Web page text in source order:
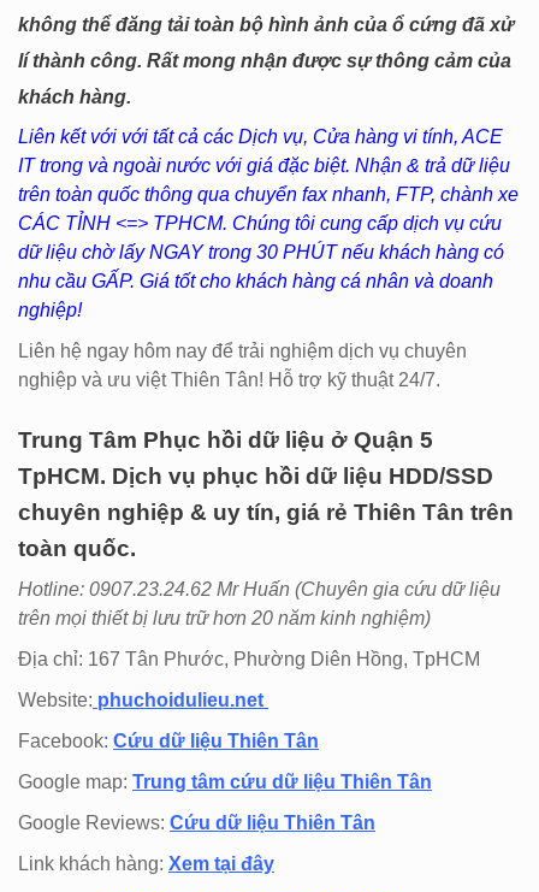
không thể đăng tải toàn bộ hình ảnh của ổ cứng đã xử
lí thành công. Rất mong nhận được sự thông cảm của
khách hàng.
Liên kết với với tất cả các Dịch vụ, Cửa hàng vi tính, ACE
IT trong và ngoài nước với giá đặc biệt. Nhận & trả dữ liệu
trên toàn quốc thông qua chuyển fax nhanh, FTP, chành xe
CÁC TỈNH <=> TPHCM. Chúng tôi cung cấp dịch vụ cứu
dữ liệu chờ lấy NGAY trong 30 PHÚT nếu khách hàng có
nhu cầu GẤP. Giá tốt cho khách hàng cá nhân và doanh
nghiệp!
Liên hệ ngay hôm nay để trải nghiệm dịch vụ chuyên
nghiệp và ưu việt Thiên Tân! Hỗ trợ kỹ thuật 24/7.
Trung Tâm Phục hồi dữ liệu ở Quận 5
TpHCM. Dịch vụ phục hồi dữ liệu HDD/SSD
chuyên nghiệp & uy tín, giá rẻ Thiên Tân trên
toàn quốc.
Hotline: 0907.23.24.62 Mr Huấn (Chuyên gia cứu dữ liệu
trên mọi thiết bị lưu trữ hơn 20 năm kinh nghiệm)
Địa chỉ: 167 Tân Phước, Phường Diên Hồng, TpHCM
Website: phuchoidulieu.net
Facebook: Cứu dữ liệu Thiên Tân
Google map: Trung tâm cứu dữ liệu Thiên Tân
Google Reviews: Cứu dữ liệu Thiên Tân
Link khách hàng: Xem tại đây